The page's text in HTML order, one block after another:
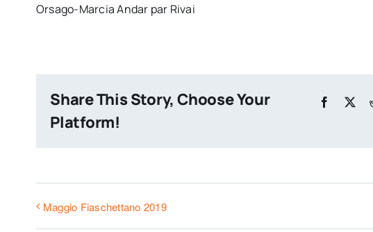
Orsago-Marcia Andar par Rivai
Share This Story, Choose Your
Platform!
X
Maggio Fiaschettano 2019